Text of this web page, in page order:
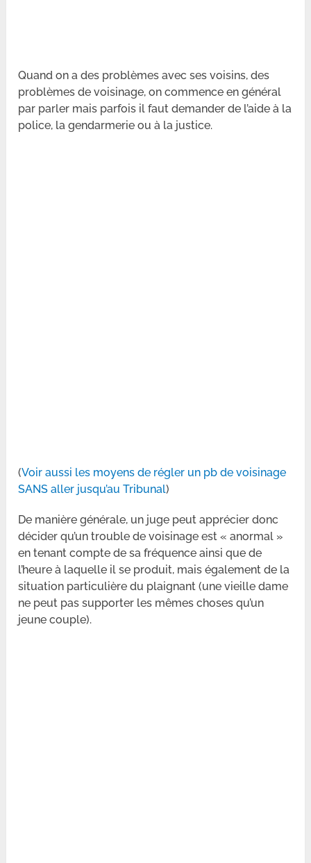
Quand on a des problèmes avec ses voisins, des
problèmes de voisinage, on commence en général
par parler mais parfois il faut demander de l’aide à la
police, la gendarmerie ou à la justice.
(Voir aussi les moyens de régler un pb de voisinage
SANS aller jusqu’au Tribunal)
De manière générale, un juge peut apprécier donc
décider qu’un trouble de voisinage est « anormal »
en tenant compte de sa fréquence ainsi que de
l’heure à laquelle il se produit, mais également de la
situation particulière du plaignant (une vieille dame
ne peut pas supporter les mêmes choses qu’un
jeune couple).